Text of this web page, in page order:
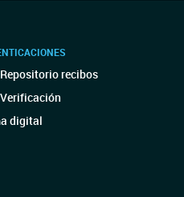
Repositorio recibos
Verificación
digital